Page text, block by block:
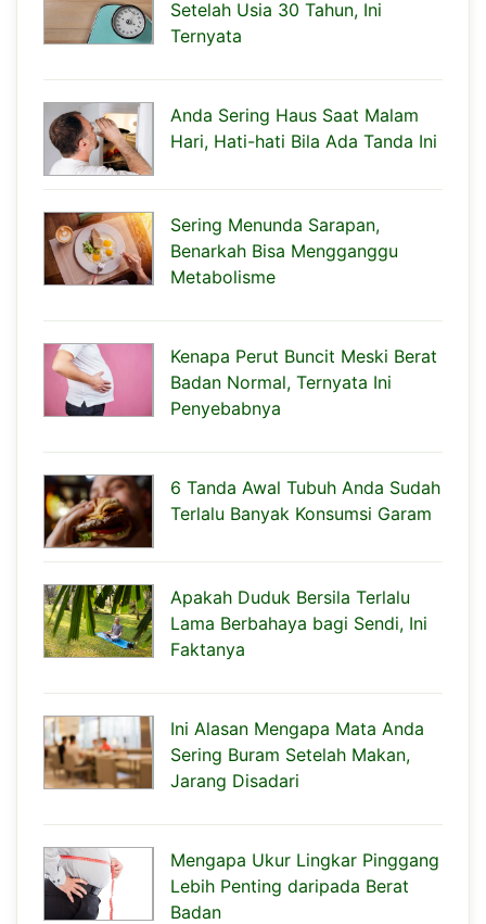
Setelah Usia 30 Tahun, Ini
Ternyata
Anda Sering Haus Saat Malam
Hari, Hati-hati Bila Ada Tanda Ini
Sering Menunda Sarapan,
Benarkah Bisa Mengganggu
Metabolisme
Kenapa Perut Buncit Meski Berat
Badan Normal, Ternyata Ini
Penyebabnya
6 Tanda Awal Tubuh Anda Sudah
Terlalu Banyak Konsumsi Garam
Apakah Duduk Bersila Terlalu
Lama Berbahaya bagi Sendi, Ini
Faktanya
Ini Alasan Mengapa Mata Anda
Sering Buram Setelah Makan,
Jarang Disadari
Mengapa Ukur Lingkar Pinggang
Lebih Penting daripada Berat
Badan